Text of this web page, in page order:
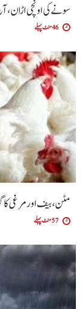
سونے کی اونچی اڑان،
46 منٹ پہلے
مٹن، بیف اور مرغی کا
57 منٹ پہلے